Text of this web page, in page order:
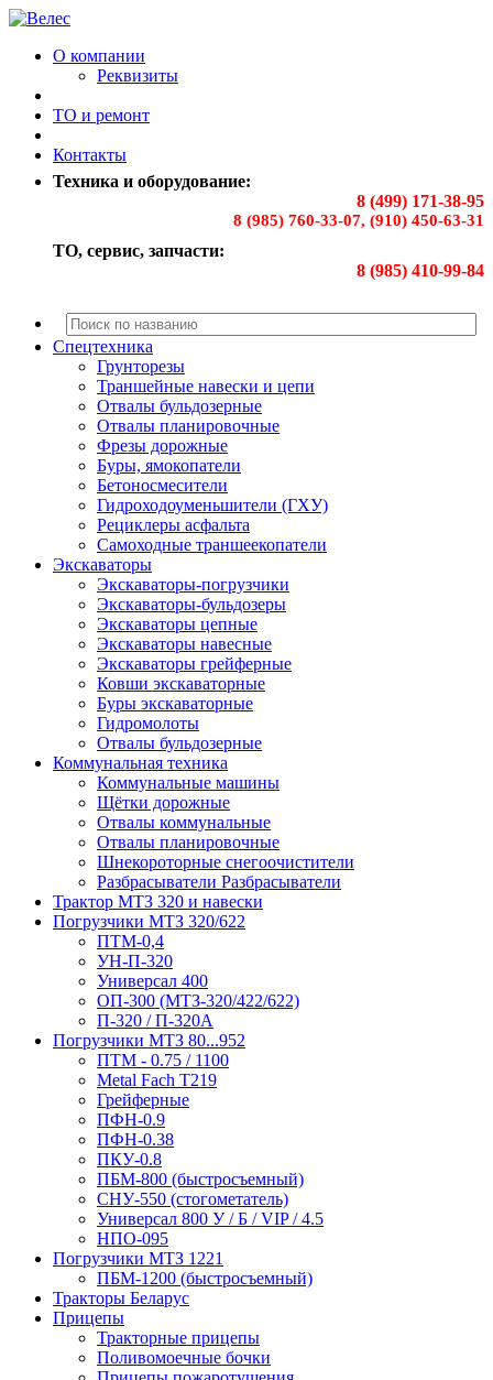
О компании
Реквизиты
ТО и ремонт
Контакты
Техника и оборудование:
8 (499) 171-38-95
8 (985) 760-33-07, (910) 450-63-31
ТО, сервис, запчасти:
8 (985) 410-99-84
Спецтехника
Грунторезы
Траншейные навески и цепи
Отвалы бульдозерные
Отвалы планировочные
Фрезы дорожные
Буры, ямокопатели
Бетоносмесители
Гидроходоуменьшители (ГХУ)
Рециклеры асфальта
Самоходные траншеекопатели
Экскаваторы
Экскаваторы-погрузчики
Экскаваторы-бульдозеры
Экскаваторы цепные
Экскаваторы навесные
Экскаваторы грейферные
Ковши экскаваторные
Буры экскаваторные
Гидромолоты
Отвалы бульдозерные
Коммунальная техника
Коммунальные машины
Щётки дорожные
Отвалы коммунальные
Отвалы планировочные
Шнекороторные снегоочистители
Разбрасыватели Разбрасыватели
Трактор МТЗ 320 и навески
Погрузчики МТЗ 320/622
ПТМ-0,4
УН-П-320
Универсал 400
ОП-300 (МТЗ-320/422/622)
П-320 / П-320А
Погрузчики МТЗ 80...952
ПТМ - 0.75 / 1100
Metal Fach T219
Грейферные
ПФН-0.9
ПФН-0.38
ПКУ-0.8
ПБМ-800 (быстросъемный)
СНУ-550 (стогометатель)
Универсал 800 У / Б / VIP / 4.5
НПО-095
Погрузчики МТЗ 1221
ПБМ-1200 (быстросъемный)
Тракторы Беларус
Прицепы
Тракторные прицепы
Поливомоечные бочки